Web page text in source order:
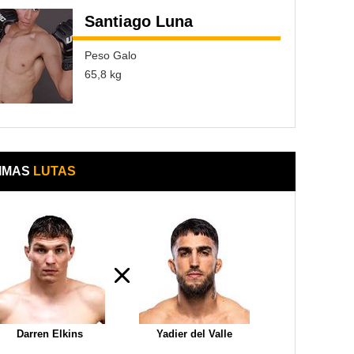
Santiago Luna
Peso Galo
65,8 kg
LUTAS
Darren Elkins Yadier del Valle